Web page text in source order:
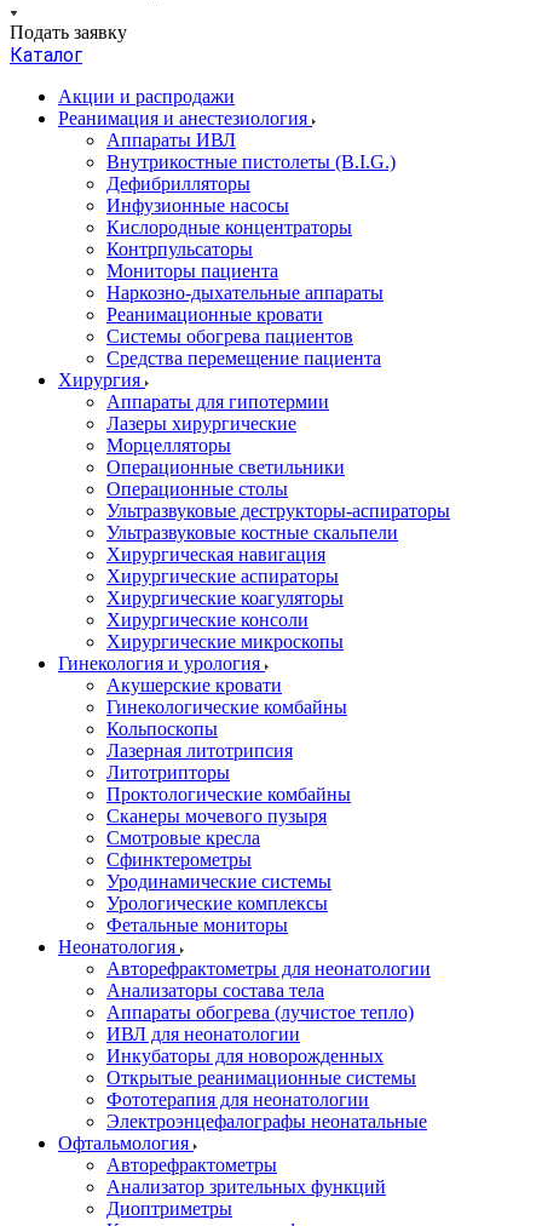
Подать заявку
Каталог
Акции и распродажи
Реанимация и анестезиология
Аппараты ИВЛ
Внутрикостные пистолеты (B.I.G.)
Дефибрилляторы
Инфузионные насосы
Кислородные концентраторы
Контрпульсаторы
Мониторы пациента
Наркозно-дыхательные аппараты
Реанимационные кровати
Системы обогрева пациентов
Средства перемещение пациента
Хирургия
Аппараты для гипотермии
Лазеры хирургические
Морцелляторы
Операционные светильники
Операционные столы
Ультразвуковые деструкторы-аспираторы
Ультразвуковые костные скальпели
Хирургическая навигация
Хирургические аспираторы
Хирургические коагуляторы
Хирургические консоли
Хирургические микроскопы
Гинекология и урология
Акушерские кровати
Гинекологические комбайны
Кольпоскопы
Лазерная литотрипсия
Литотрипторы
Проктологические комбайны
Сканеры мочевого пузыря
Смотровые кресла
Сфинктерометры
Уродинамические системы
Урологические комплексы
Фетальные мониторы
Неонатология
Авторефрактометры для неонатологии
Анализаторы состава тела
Аппараты обогрева (лучистое тепло)
ИВЛ для неонатологии
Инкубаторы для новорожденных
Открытые реанимационные системы
Фототерапия для неонатологии
Электроэнцефалографы неонатальные
Офтальмология
Авторефрактометры
Анализатор зрительных функций
Диоптриметры